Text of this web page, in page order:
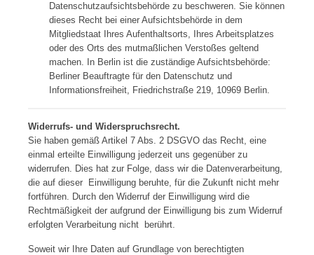
Datenschutzaufsichtsbehörde zu beschweren. Sie können
dieses Recht bei einer Aufsichtsbehörde in dem
Mitgliedstaat Ihres Aufenthaltsorts, Ihres Arbeitsplatzes
oder des Orts des mutmaßlichen Verstoßes geltend
machen. In Berlin ist die zuständige Aufsichtsbehörde:
Berliner Beauftragte für den Datenschutz und
Informationsfreiheit, Friedrichstraße 219, 10969 Berlin.
Widerrufs- und Widerspruchsrecht.
Sie haben gemäß Artikel 7 Abs. 2 DSGVO das Recht, eine
einmal erteilte Einwilligung jederzeit uns gegenüber zu
widerrufen. Dies hat zur Folge, dass wir die Datenverarbeitung,
die auf dieser Einwilligung beruhte, für die Zukunft nicht mehr
fortführen. Durch den Widerruf der Einwilligung wird die
Rechtmäßigkeit der aufgrund der Einwilligung bis zum Widerruf
erfolgten Verarbeitung nicht berührt.
Soweit wir Ihre Daten auf Grundlage von berechtigten